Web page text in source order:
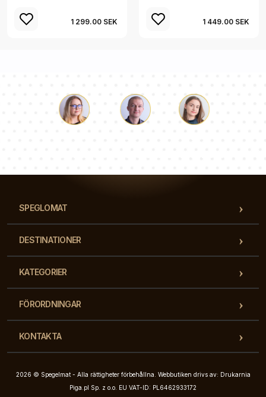
1 299.00 SEK 1 449.00 SEK
SPEGLOMAT
DESTINATIONER
KATEGORIER
FÖRORDNINGAR
KONTAKTA
2026 © Spegelmat - Alla rättigheter förbehållna. Webbutiken drivs av: Drukarnia
Piga.pl Sp. z o.o. EU VAT-ID: PL6462933172